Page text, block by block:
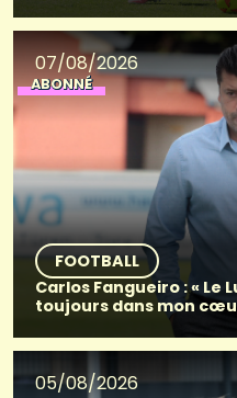
07/08/2026
ABONNÉ
FOOTBALL
Carlos Fangueiro : « Le
toujours dans mon
05/08/2026